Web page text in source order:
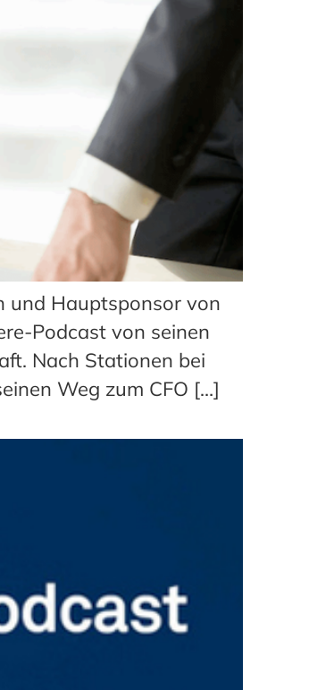
und Hauptsponsor von
Podcast von seinen
Nach Stationen bei
Weg zum CFO […]